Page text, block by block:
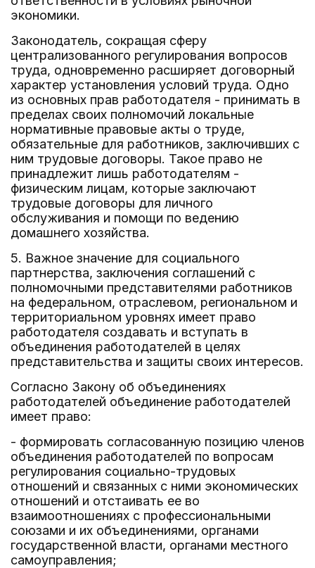
экономики.
Законодатель, сокращая сферу
централизованного регулирования вопросов
труда, одновременно расширяет договорный
характер установления условий труда. Одно
из основных прав работодателя - принимать в
пределах своих полномочий локальные
нормативные правовые акты о труде,
обязательные для работников, заключивших с
ним трудовые договоры. Такое право не
принадлежит лишь работодателям -
физическим лицам, которые заключают
трудовые договоры для личного
обслуживания и помощи по ведению
домашнего хозяйства.
5. Важное значение для социального
партнерства, заключения соглашений с
полномочными представителями работников
на федеральном, отраслевом, региональном и
территориальном уровнях имеет право
работодателя создавать и вступать в
объединения работодателей в целях
представительства и защиты своих интересов.
Согласно Закону об объединениях
работодателей объединение работодателей
имеет право:
- формировать согласованную позицию членов
объединения работодателей по вопросам
регулирования социально-трудовых
отношений и связанных с ними экономических
отношений и отстаивать ее во
взаимоотношениях с профессиональными
союзами и их объединениями, органами
государственной власти, органами местного
самоуправления;